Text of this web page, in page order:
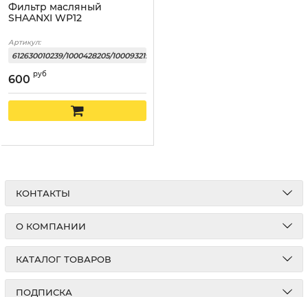
Фильтр масляный
SHAANXI WP12
Артикул:
612630010239/1000428205/1000932196/JX1016
600 руб
КОНТАКТЫ
О КОМПАНИИ
КАТАЛОГ ТОВАРОВ
ПОДПИСКА